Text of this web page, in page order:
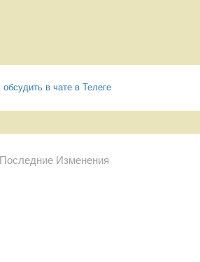
обсудить в чате в Телеге
Последние Изменения